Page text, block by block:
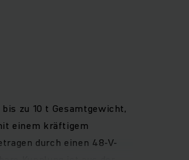
zu 10 t Gesamtgewicht,
einem kräftigem
durch einen 48-V-